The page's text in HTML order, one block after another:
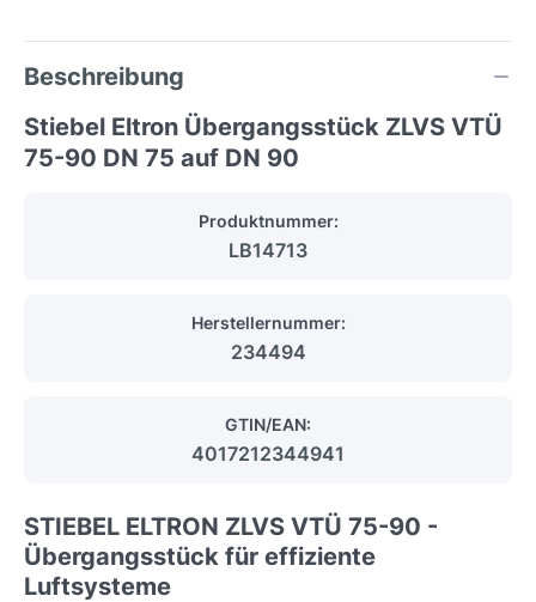
Beschreibung
Stiebel Eltron Übergangsstück ZLVS VTÜ
75-90 DN 75 auf DN 90
Produktnummer:
LB14713
Herstellernummer:
234494
GTIN/EAN:
4017212344941
STIEBEL ELTRON ZLVS VTÜ 75-90 -
Übergangsstück für effiziente
Luftsysteme